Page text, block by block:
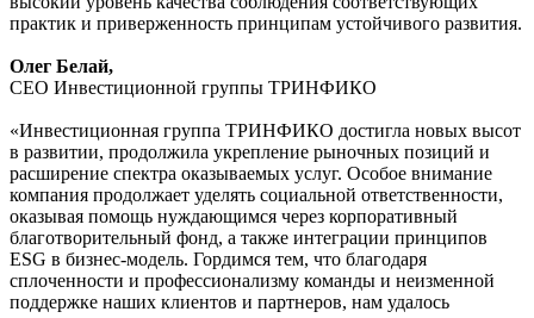
практик и приверженность принципам устойчивого развития.
Олег Белай,
СЕО Инвестиционной группы ТРИНФИКО
«Инвестиционная группа ТРИНФИКО достигла новых высот
в развитии, продолжила укрепление рыночных позиций и
расширение спектра оказываемых услуг. Особое внимание
компания продолжает уделять социальной ответственности,
оказывая помощь нуждающимся через корпоративный
благотворительный фонд, а также интеграции принципов
ESG в бизнес-модель. Гордимся тем, что благодаря
сплоченности и профессионализму команды и неизменной
поддержке наших клиентов и партнеров, нам удалось